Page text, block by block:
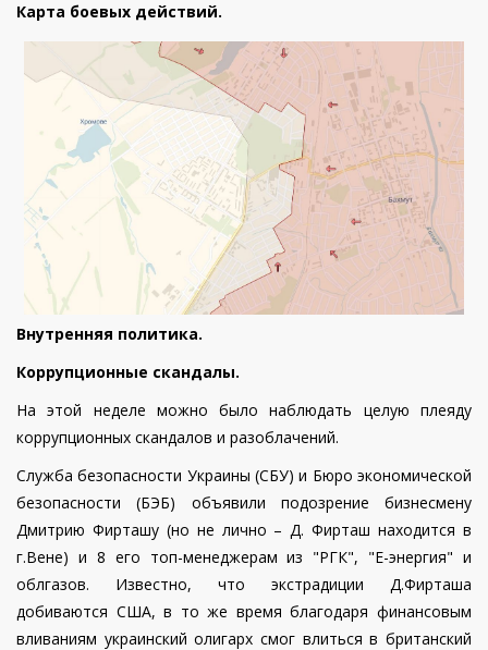
Карта боевых действий.
Внутренняя политика.
Коррупционные скандалы.
На этой неделе можно было наблюдать целую плеяду
коррупционных скандалов и разоблачений.
Служба безопасности Украины (СБУ) и Бюро экономической
безопасности (БЭБ) объявили подозрение бизнесмену
Дмитрию Фирташу (но не лично – Д. Фирташ находится в
г.Вене) и 8 его топ-менеджерам из "РГК", "Е-энергия" и
облгазов.
Известно, что экстрадиции Д.Фирташа
добиваются США, в то же время благодаря финансовым
вливаниям украинский олигарх смог влиться в британский